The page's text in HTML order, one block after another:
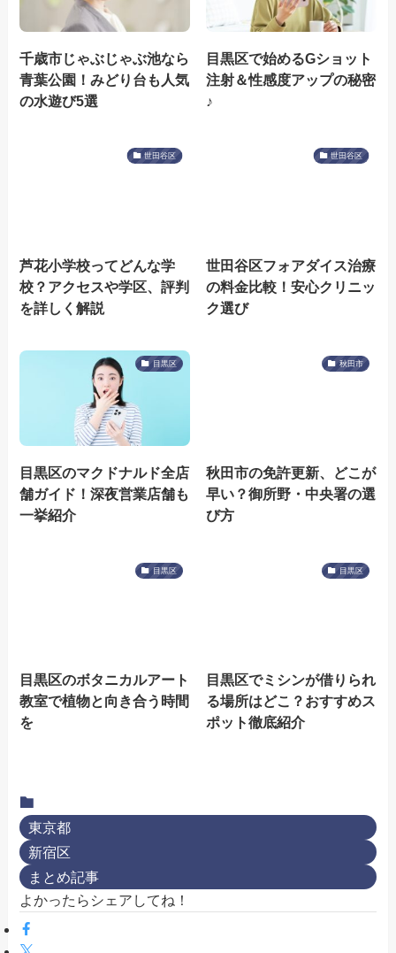
千歳市じゃぶじゃぶ池なら
青葉公園！みどり台も人気
の水遊び5選
目黒区で始めるGショット
注射＆性感度アップの秘密
♪
世田谷区
芦花小学校ってどんな学
校？アクセスや学区、評判
を詳しく解説
世田谷区
世田谷区フォアダイス治療
の料金比較！安心クリニッ
ク選び
目黒区
目黒区のマクドナルド全店
舗ガイド！深夜営業店舗も
一挙紹介
秋田市
秋田市の免許更新、どこが
早い？御所野・中央署の選
び方
目黒区
目黒区のボタニカルアート
教室で植物と向き合う時間
を
目黒区
目黒区でミシンが借りられ
る場所はどこ？おすすめス
ポット徹底紹介
東京都
新宿区
まとめ記事
よかったらシェアしてね！